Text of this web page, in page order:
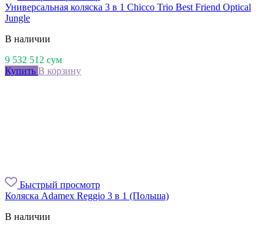
Универсальная коляска 3 в 1 Chicco Trio Best Friend Optical
Jungle
В наличии
9 532 512 сум
Купить В корзину
Быстрый просмотр
Коляска Adamex Reggio 3 в 1 (Польша)
В наличии